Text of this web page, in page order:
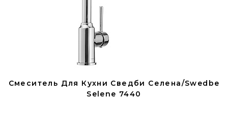
Смеситель Для Кухни Сведби Селена/Swedbe
Selene 7440